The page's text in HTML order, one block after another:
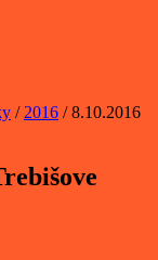
/ 2016 /8.10.2016